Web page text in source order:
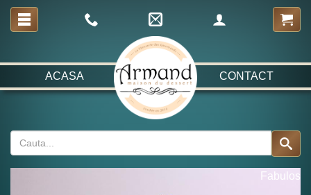
ACASA CONTACT
Fabulos